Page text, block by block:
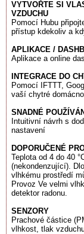
VYTVOŘTE SI
VZDUCHU
Pomocí Hubu
přístup kdekoliv a
APLIKACE /
Aplikace a online
INTEGRACE DO
Pomocí IFTTT,
vaší chytré
SNADNÉ POUŽÍVÁNÍ
Intuitivní návrh s
nastavení
DOPORUČENÉ
Teplota od 4 do 40
(nekondenzující).
vlhkému prostředí
Provoz Ve velmi
detektor radonu.
SENZORY
Prachové částice
vlhkost, tlak